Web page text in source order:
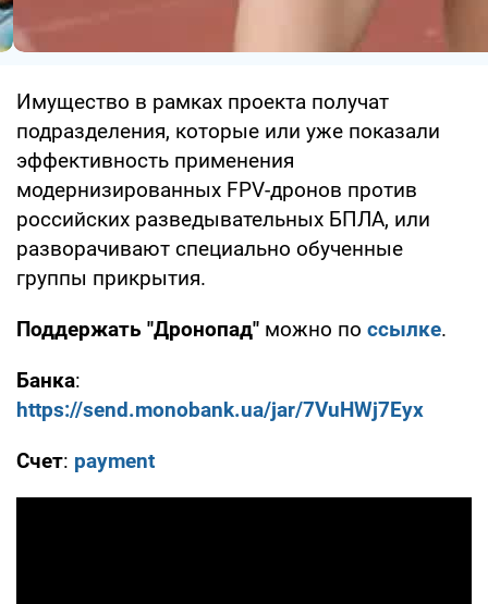
Имущество в рамках проекта получат
подразделения, которые или уже показали
эффективность применения
модернизированных FPV-дронов против
российских разведывательных БПЛА, или
разворачивают специально обученные
группы прикрытия.
Поддержать "Дронопад" можно по ссылке.
Банка:
https://send.monobank.ua/jar/7VuHWj7Eyx
Счет: payment